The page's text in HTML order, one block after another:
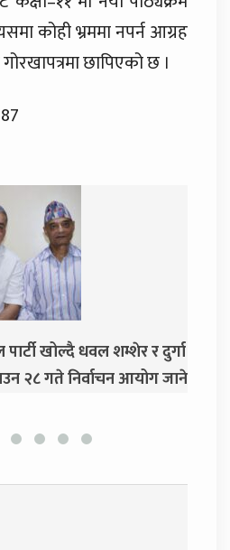
कोही भ्रममा नपर्न आग्रह
छापिएको छ ।
शम्शेर र दुर्गा
आयोग जाने